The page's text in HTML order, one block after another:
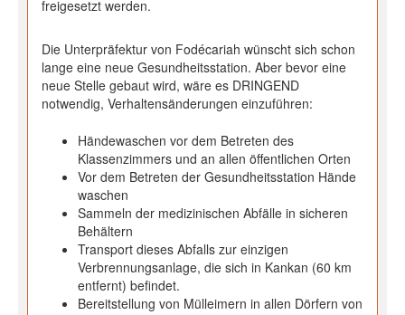
freigesetzt werden.
Die Unterpräfektur von Fodécariah wünscht sich schon
lange eine neue Gesundheitsstation. Aber bevor eine
neue Stelle gebaut wird, wäre es DRINGEND
notwendig, Verhaltensänderungen einzuführen:
Händewaschen vor dem Betreten des
Klassenzimmers und an allen öffentlichen Orten
Vor dem Betreten der Gesundheitsstation Hände
waschen
Sammeln der medizinischen Abfälle in sicheren
Behältern
Transport dieses Abfalls zur einzigen
Verbrennungsanlage, die sich in Kankan (60 km
entfernt) befindet.
Bereitstellung von Mülleimern in allen Dörfern von